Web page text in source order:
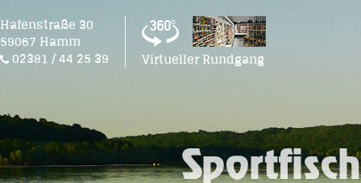
Hafenstraße 30
59067 Hamm
02381 / 44 25 39 Virtueller Rundgang